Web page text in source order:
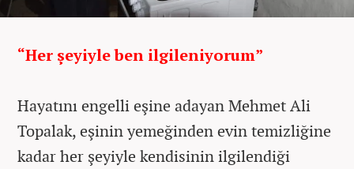
“Her şeyiyle ben ilgileniyorum”
Hayatını engelli eşine adayan Mehmet Ali
Topalak, eşinin yemeğinden evin temizliğine
kadar her şeyiyle kendisinin ilgilendiği